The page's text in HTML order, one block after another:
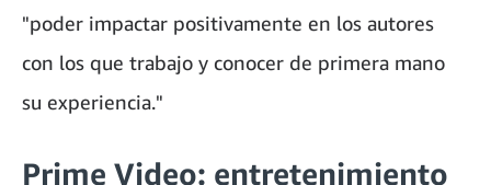
"poder impactar positivamente en los autores
con los que trabajo y conocer de primera mano
su experiencia."
Prime Video: entretenimiento